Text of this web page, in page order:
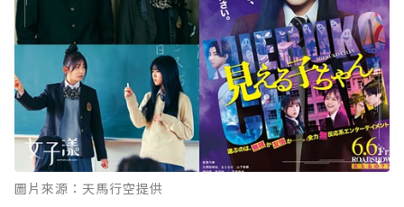
圖片來源：天馬行空提供